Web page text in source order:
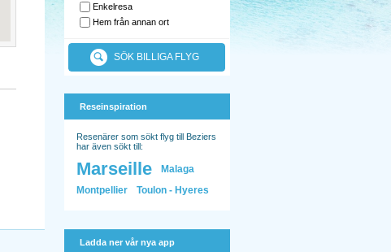
Enkelresa
Hem från annan ort
SÖK BILLIGA FLYG
Reseinspiration
Resenärer som sökt flyg till Beziers
har även sökt till:
Marseille
Malaga
Montpellier
Toulon - Hyeres
Ladda ner vår nya app